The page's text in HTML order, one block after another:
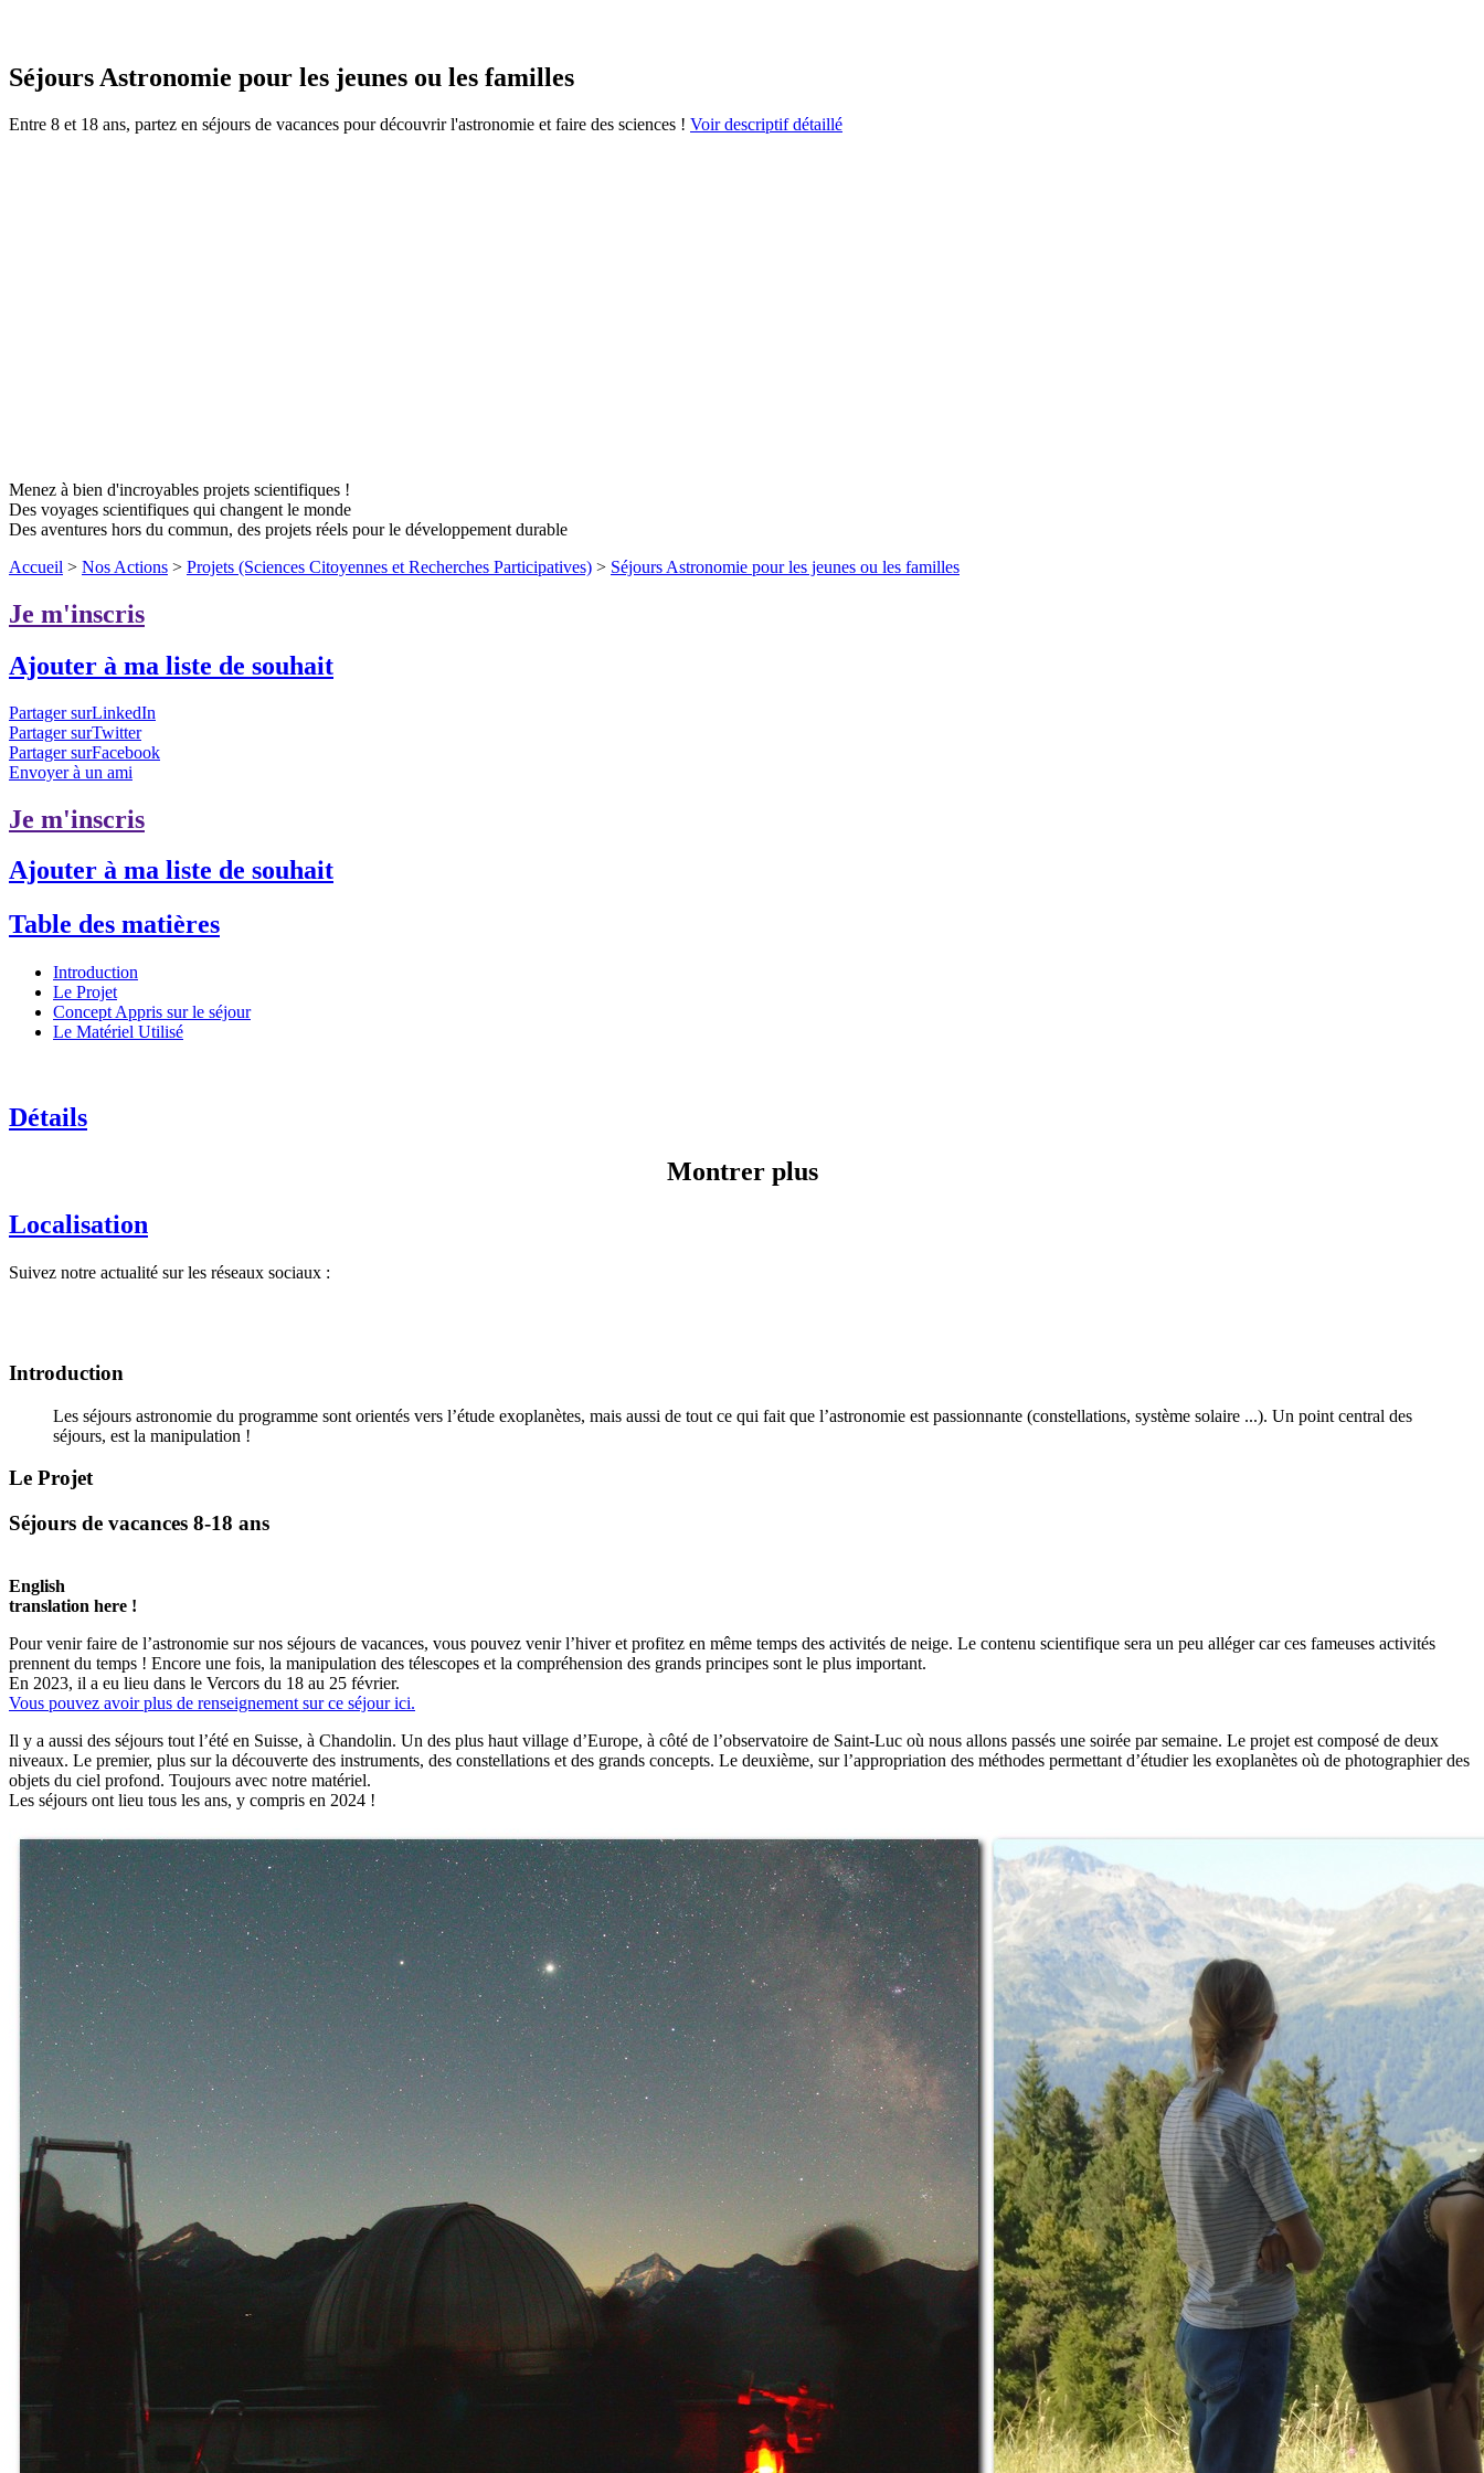
Séjours Astronomie pour les jeunes ou les familles
Entre 8 et 18 ans, partez en séjours de vacances pour découvrir l'astronomie et faire des sciences ! Voir descriptif détaillé
Menez à bien d'incroyables projets scientifiques !
Des voyages scientifiques qui changent le monde
Des aventures hors du commun, des projets réels pour le développement durable
Accueil > Nos Actions > Projets (Sciences Citoyennes et Recherches Participatives) > Séjours Astronomie pour les jeunes ou les familles
Je m'inscris
Ajouter à ma liste de souhait
Partager surLinkedIn
Partager surTwitter
Partager surFacebook
Envoyer à un ami
Je m'inscris
Ajouter à ma liste de souhait
Table des matières
Introduction
Le Projet
Concept Appris sur le séjour
Le Matériel Utilisé
Détails
Montrer plus
Localisation
Suivez notre actualité sur les réseaux sociaux :
Introduction
Les séjours astronomie du programme sont orientés vers l’étude exoplanètes, mais aussi de tout ce qui fait que l’astronomie est passionnante (constellations, système solaire ...). Un point central des
séjours, est la manipulation !
Le Projet
Séjours de vacances 8-18 ans
English
translation here !
Pour venir faire de l’astronomie sur nos séjours de vacances, vous pouvez venir l’hiver et profitez en même temps des activités de neige. Le contenu scientifique sera un peu alléger car ces fameuses activités
prennent du temps ! Encore une fois, la manipulation des télescopes et la compréhension des grands principes sont le plus important.
En 2023, il a eu lieu dans le Vercors du 18 au 25 février.
Vous pouvez avoir plus de renseignement sur ce séjour ici.
Il y a aussi des séjours tout l’été en Suisse, à Chandolin. Un des plus haut village d’Europe, à côté de l’observatoire de Saint-Luc où nous allons passés une soirée par semaine. Le projet est composé de deux
niveaux. Le premier, plus sur la découverte des instruments, des constellations et des grands concepts. Le deuxième, sur l’appropriation des méthodes permettant d’étudier les exoplanètes où de photographier des
objets du ciel profond. Toujours avec notre matériel.
Les séjours ont lieu tous les ans, y compris en 2024 !